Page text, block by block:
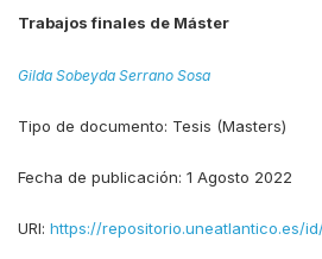
Trabajos finales de Máster
Gilda Sobeyda Serrano Sosa
Tipo de documento: Tesis (Masters)
Fecha de publicación: 1 Agosto 2022
URI: https://repositorio.uneatlantico.es/